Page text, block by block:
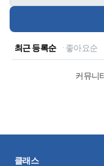
최근 등록순 · 좋아요순
커뮤니
클래스